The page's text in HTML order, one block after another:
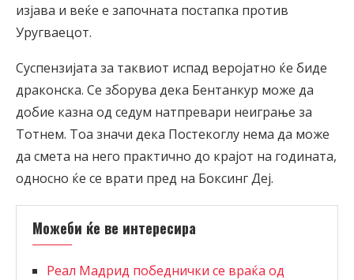
изјава и веќе е започната постапка против
Уругваецот.
Суспензијата за таквиот испад веројатно ќе биде
драконска. Се зборува дека Бентанкур може да
добие казна од седум натпревари неиграње за
Тотнем. Тоа значи дека Постекоглу нема да може
да смета на него практично до крајот на годината,
односно ќе се врати пред на Боксинг Деј.
Можеби ќе ве интересира
Реал Мадрид победнички се враќа од